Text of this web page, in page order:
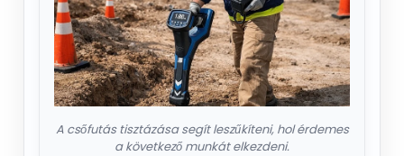
A csőfutás tisztázása segít leszűkíteni, hol érdemes
a következő munkát elkezdeni.